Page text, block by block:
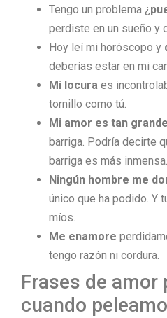
Tengo un problema ¿
perdiste en un sueño y
Hoy leí mi horóscopo y
deberías estar en mi
Mi locura es
tornillo como tú.
Mi amor es tan grande
barriga. Podría decirte
barriga es más inmensa.
Ningún hombre me
único que ha podido. Y
míos.
Me enamore
tengo razón ni cordura.
Frases de amor
cuando